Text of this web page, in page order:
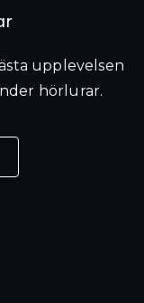
upplevelsen
hörlurar.